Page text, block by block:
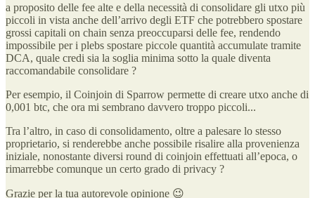
a proposito delle fee alte e della necessità di consolidare gli utxo più
piccoli in vista anche dell’arrivo degli ETF che potrebbero spostare
grossi capitali on chain senza preoccuparsi delle fee, rendendo
impossibile per i plebs spostare piccole quantità accumulate tramite
DCA, quale credi sia la soglia minima sotto la quale diventa
raccomandabile consolidare ?
Per esempio, il Coinjoin di Sparrow permette di creare utxo anche di
0,001 btc, che ora mi sembrano davvero troppo piccoli...
Tra l’altro, in caso di consolidamento, oltre a palesare lo stesso
proprietario, si renderebbe anche possibile risalire alla provenienza
iniziale, nonostante diversi round di coinjoin effettuati all’epoca, o
rimarrebbe comunque un certo grado di privacy ?
Grazie per la tua autorevole opinione 😉